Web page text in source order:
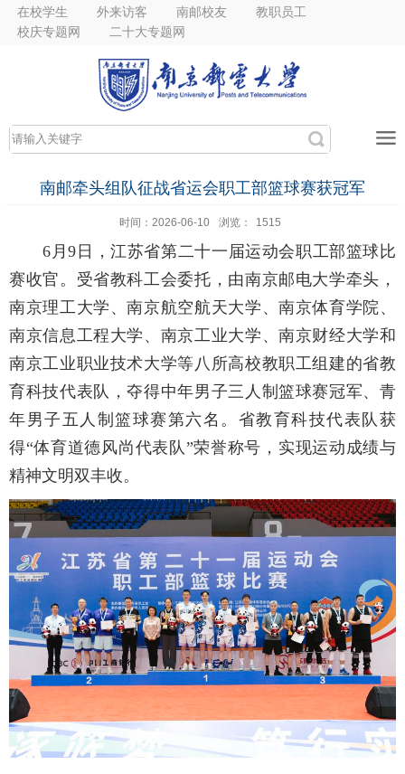
在校学生 外来访客 南邮校友
教职员工
校庆专题网
二十大专题网
南邮牵头组队征战省运会职工部篮球赛获冠军
时间：2026-06-10 浏览： 1515
6月9日，江苏省第二十一届运动会职工部篮球比
赛收官。受省教科工会委托，由南京邮电大学牵头，
南京理工大学、南京航空航天大学、南京体育学院、
南京信息工程大学、南京工业大学、南京财经大学和
南京工业职业技术大学等八所高校教职工组建的省教
育科技代表队，夺得中年男子三人制篮球赛冠军、青
年男子五人制篮球赛第六名。省教育科技代表队获
得“体育道德风尚代表队”荣誉称号，实现运动成绩与
精神文明双丰收。